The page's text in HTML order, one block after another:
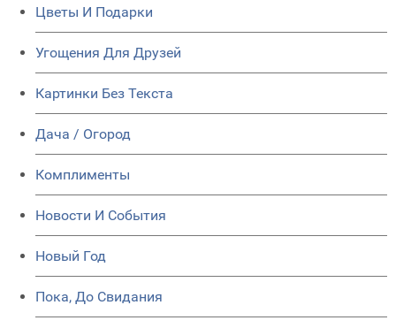
Цветы И Подарки
Угощения Для Друзей
Картинки Без Текста
Дача / Огород
Комплименты
Новости И События
Новый Год
Пока, До Свидания